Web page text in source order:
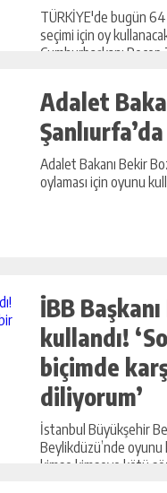
TÜRKİYE'de bugün
seçimi için oy
Cumhurbaşkanı
Adalet
Adalet Bakanı Bekir
oylaması için oyunu
İBB
kullandı!
biçimde
diliyorum’
İstanbul Büyükşehir
Beylikdüzü’nde oyunu
kimse kimseye kötü